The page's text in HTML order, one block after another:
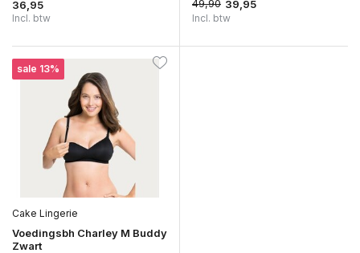
36,95
Incl. btw
49,90 39,95
Incl. btw
sale 13%
Cake Lingerie
Voedingsbh Charley M Buddy
Zwart